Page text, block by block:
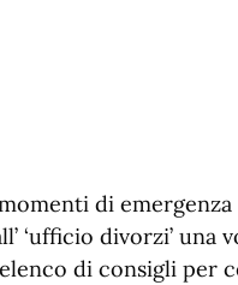
di emergenza
‘ufficio divorzi’ una
di consigli per